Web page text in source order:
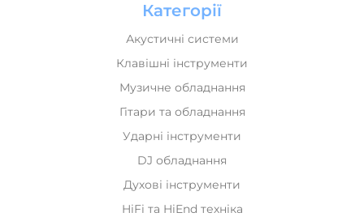
Категорії
Акустичні системи
Клавішні інструменти
Музичне обладнання
Гітари та обладнання
Ударні інструменти
DJ обладнання
Духові інструменти
HiFi та HiEnd техніка